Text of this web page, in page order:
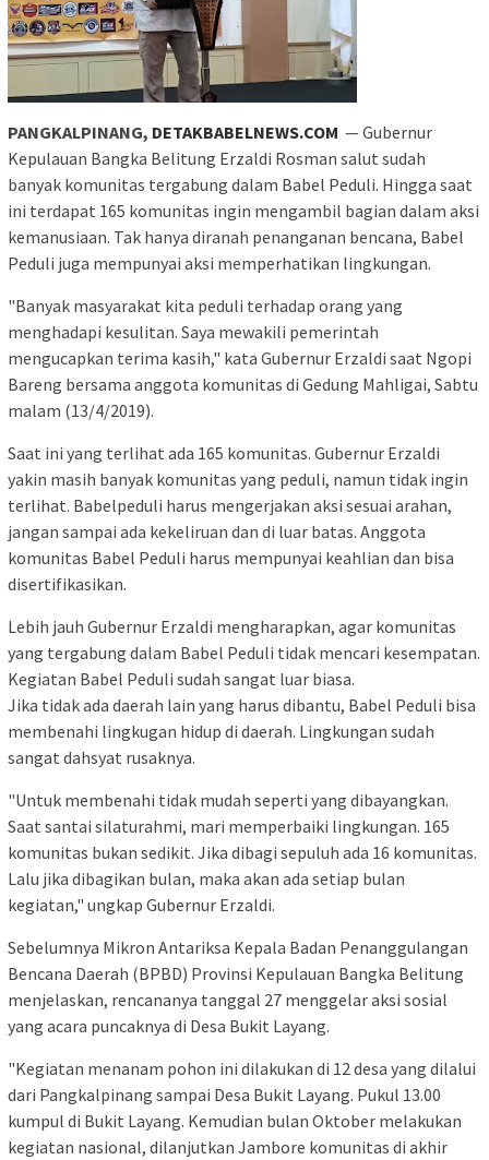
PANGKALPINANG, DETAKBABELNEWS.COM — Gubernur
Kepulauan Bangka Belitung Erzaldi Rosman salut sudah
banyak komunitas tergabung dalam Babel Peduli. Hingga saat
ini terdapat 165 komunitas ingin mengambil bagian dalam aksi
kemanusiaan. Tak hanya diranah penanganan bencana, Babel
Peduli juga mempunyai aksi memperhatikan lingkungan.
"Banyak masyarakat kita peduli terhadap orang yang
menghadapi kesulitan. Saya mewakili pemerintah
mengucapkan terima kasih," kata Gubernur Erzaldi saat Ngopi
Bareng bersama anggota komunitas di Gedung Mahligai, Sabtu
malam (13/4/2019).
Saat ini yang terlihat ada 165 komunitas. Gubernur Erzaldi
yakin masih banyak komunitas yang peduli, namun tidak ingin
terlihat. Babelpeduli harus mengerjakan aksi sesuai arahan,
jangan sampai ada kekeliruan dan di luar batas. Anggota
komunitas Babel Peduli harus mempunyai keahlian dan bisa
disertifikasikan.
Lebih jauh Gubernur Erzaldi mengharapkan, agar komunitas
yang tergabung dalam Babel Peduli tidak mencari kesempatan.
Kegiatan Babel Peduli sudah sangat luar biasa.
Jika tidak ada daerah lain yang harus dibantu, Babel Peduli bisa
membenahi lingkugan hidup di daerah. Lingkungan sudah
sangat dahsyat rusaknya.
"Untuk membenahi tidak mudah seperti yang dibayangkan.
Saat santai silaturahmi, mari memperbaiki lingkungan. 165
komunitas bukan sedikit. Jika dibagi sepuluh ada 16 komunitas.
Lalu jika dibagikan bulan, maka akan ada setiap bulan
kegiatan," ungkap Gubernur Erzaldi.
Sebelumnya Mikron Antariksa Kepala Badan Penanggulangan
Bencana Daerah (BPBD) Provinsi Kepulauan Bangka Belitung
menjelaskan, rencananya tanggal 27 menggelar aksi sosial
yang acara puncaknya di Desa Bukit Layang.
"Kegiatan menanam pohon ini dilakukan di 12 desa yang dilalui
dari Pangkalpinang sampai Desa Bukit Layang. Pukul 13.00
kumpul di Bukit Layang. Kemudian bulan Oktober melakukan
kegiatan nasional, dilanjutkan Jambore komunitas di akhir